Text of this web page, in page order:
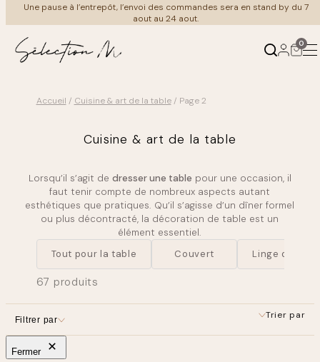
Aller
au
contenu
Une pause à l’entrepôt, l’envoi des commandes sera en stand by du 7
merci de votre compréhension et bel été à tous
0
Produits
←Retour
Mobilier
Luminaire
Meuble Vintage
Cuisine & art de la table
Ambiances
←Retour
Au salon
À table
Coin nuit
Au bain
Accueil / Cuisine & art de la table/ Page 2
Cuisine & art de la table
Lorsqu’il s’agit de dresser une table pour une occasion, il
faut tenir compte de nombreux aspects autant
esthétiques que pratiques. Qu’il s’agisse d’un dîner formel
ou plus décontracté, la décoration de table est un
élément essentiel.
Tout pour la table
Couvert Linge de
67 produits
Filtrer par Trier par
Fermer